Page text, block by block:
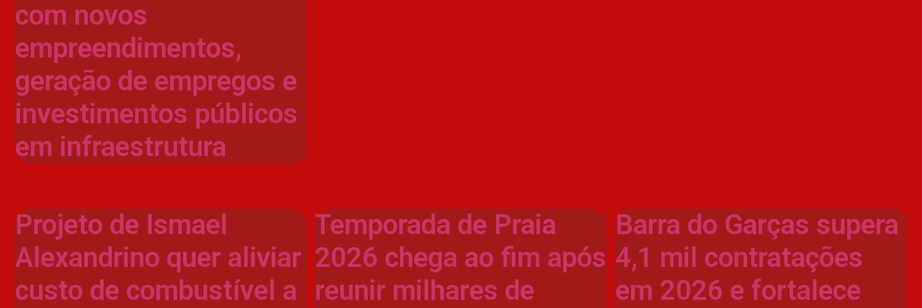
com novos
empreendimentos,
geração de empregos e
investimentos públicos
em infraestrutura
Projeto de Ismael
Alexandrino quer aliviar
custo de combustível a
Temporada de Praia
2026 chega ao fim após
reunir milhares de
Barra do Garças supera
4,1 mil contratações
em 2026 e fortalece